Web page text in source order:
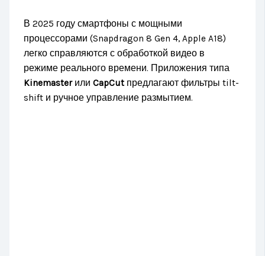
В 2025 году смартфоны с мощными
процессорами (Snapdragon 8 Gen 4, Apple A18)
легко справляются с обработкой видео в
режиме реального времени. Приложения типа
KinemasterилиCapCut предлагают фильтры tilt-
shift и ручное управление размытием.